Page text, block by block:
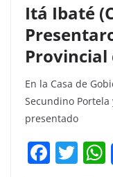
Itá Ibaté
Provincial
En la Casa de
Secundino
presentado
F T